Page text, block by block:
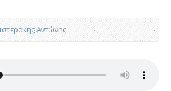
Αντώνης